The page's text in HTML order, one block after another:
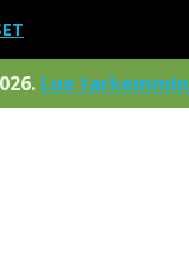
Lue tarkemmin